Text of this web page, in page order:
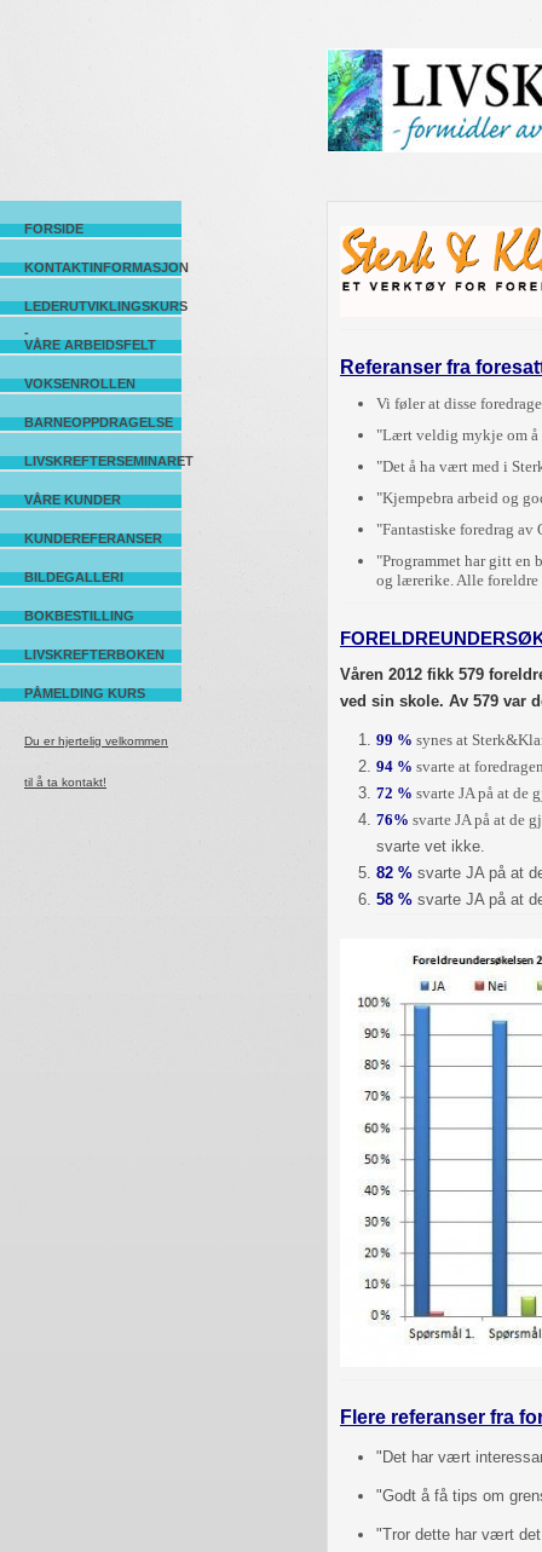
FORSIDE
KONTAKTINFORMASJON
LEDERUTVIKLINGSKURS
-
VÅRE ARBEIDSFELT
VOKSENROLLEN
BARNEOPPDRAGELSE
LIVSKREFTERSEMINARET
VÅRE KUNDER
KUNDEREFERANSER
BILDEGALLERI
BOKBESTILLING
LIVSKREFTERBOKEN
PÅMELDING KURS
Du er hjertelig velkommen
til å ta kontakt!
Referanser fra
Vi føler at disse
"Lært veldig mykje om å
"Det å ha vært med i
"Kjempebra arbeid og
"Fantastiske foredrag av
"Programmet har gitt en
og lærerike. Alle foreldre
Våren 2012 fikk 579
ved sin skole. Av 579 var
99 % synes at
94 % svarte at
72 % svarte JA på at de
76% svarte JA på at de
svarte vet ikke.
82 % svarte JA på at
58 % svarte JA på at
Flere referanser fra
"Det har vært
"Godt å få tips om
"Tror dette har vært